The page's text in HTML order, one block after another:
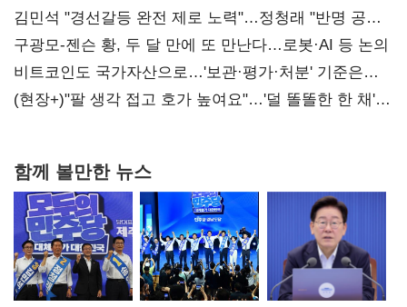
때리기
김민석 "경선갈등 완전 제로 노력"…정청래 "반명 공세
사과부터"
구광모-젠슨 황, 두 달 만에 또 만난다…로봇·AI 등 논의
비트코인도 국가자산으로…'보관·평가·처분' 기준은
숙제
(현장+)"팔 생각 접고 호가 높여요"…'덜 똘똘한 한 채'
함께 볼만한 뉴스